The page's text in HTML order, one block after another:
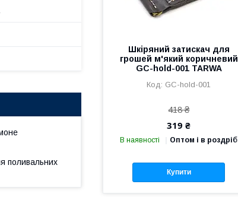
Шкіряний затискач для
грошей м'який коричневий
GC-hold-001 TARWA
GC-hold-001
418 ₴
319 ₴
В наявності Оптом і в роздріб
Купити
поливальних